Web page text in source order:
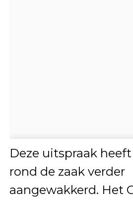
Deze uitspraak
rond de zaak verder
aangewakkerd. Het